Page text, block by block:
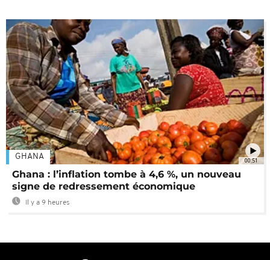
00:51
GHANA
Ghana : l’inflation tombe à 4,6 %, un nouveau
signe de redressement économique
Il y a 9 heures